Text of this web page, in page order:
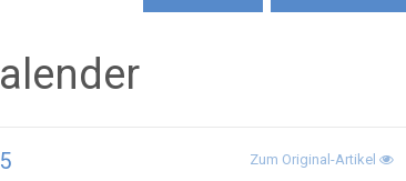
Zum Original-Artikel